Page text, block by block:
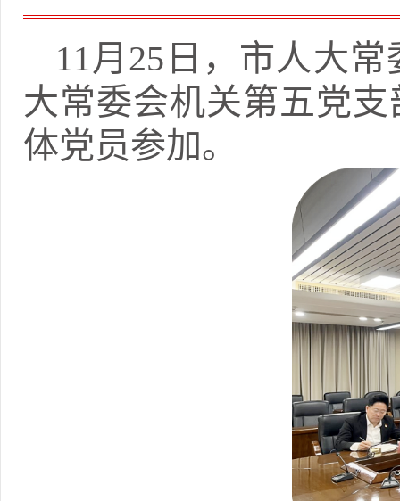
11月25日，市人大
大常委会机关第五党
体党员参加。